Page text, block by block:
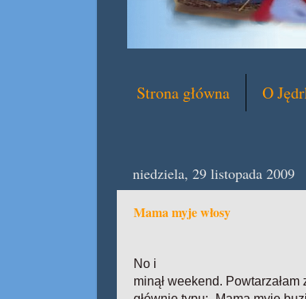
Strona główna O
niedziela, 29 listopada 2009
Mama myje włosy
No i
minął weekend.